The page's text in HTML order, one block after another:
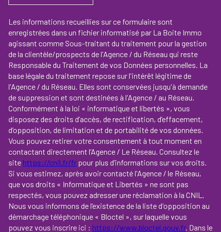
Les informations recueillies sur ce formulaire sont
enregistrées dans un fichier informatisé par La Boite Immo
agissant comme Sous-traitant du traitement pour la gestion
de la clientèle/prospects de l'Agence / du Réseau qui reste
Responsable du Traitement de vos Données personnelles. La
base légale du traitement repose sur l'intérêt légitime de
l'Agence / du Réseau. Elles sont conservées jusqu'à demande
de suppression et sont destinées à l'Agence / au Réseau.
Conformément à la loi « informatique et libertés », vous
disposez des droits d’accès, de rectification, d’effacement,
d’opposition, de limitation et de portabilité de vos données.
Vous pouvez retirer votre consentement à tout moment en
contactant directement l’Agence / Le Réseau. Consultez le
site https://cnil.fr/fr pour plus d’informations sur vos droits.
Si vous estimez, après avoir contacté l'Agence / le Réseau,
que vos droits « Informatique et Libertés » ne sont pas
respectés, vous pouvez adresser une réclamation à la CNIL.
Nous vous informons de l’existence de la liste d'opposition au
démarchage téléphonique « Bloctel », sur laquelle vous
pouvez vous inscrire ici : https://www.bloctel.gouv.fr. Dans le